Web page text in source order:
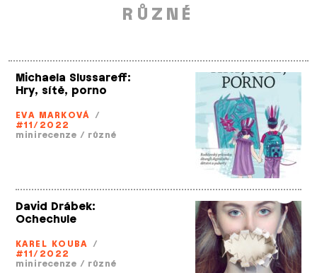
RŮZNÉ
Michaela Slussareff:
Hry, sítě, porno
EVA MARKOVÁ /
#11/2022
minirecenze / různé
David Drábek:
Ochechule
KAREL KOUBA /
#11/2022
minirecenze / různé